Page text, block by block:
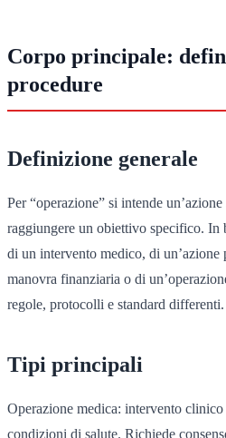
Corpo principale:
procedure
Definizione generale
Per “operazione” si intende
raggiungere un obiettivo specifico. In
di un intervento medico, di un’azione
manovra finanziaria o di
regole, protocolli e standard differenti.
Tipi principali
Operazione medica: intervento
condizioni di salute. Richiede